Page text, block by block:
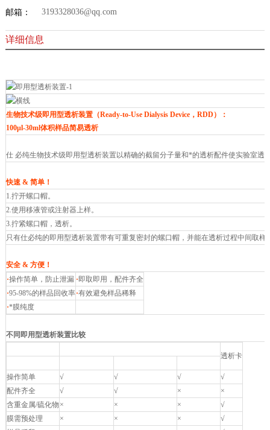
邮箱： 3193328036@qq.com
详细信息
生物技术级即用型透析装置（Ready-to-Use Dialysis Device，RDD）：
100μl-30ml体积样品简易透析
仕 必纯生物技术级即用型透析装置以精确的截留分子量和*的透析配件使实验室透
快速 & 简单！
1.拧开螺口帽。
2.使用移液管或注射器上样。
3.拧紧螺口帽，透析。
只有仕必纯的即用型透析装置带有可重复密封的螺口帽，并能在透析过程中间取
安全 & 方便！
·操作简单，防止泄漏 ·即取即用，配件齐全
·95-98%的样品回收率·有效避免样品稀释
·*膜纯度
不同即用型透析装置比较
透析卡
操作简单
√ √ √
√
配件齐全
√ √ ×
×
含重金属/硫化物 × × ×
√
膜需预处理
× × ×
√